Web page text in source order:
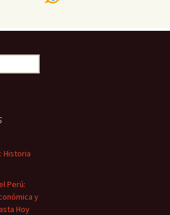
Historia
Perú:
y
Hoy